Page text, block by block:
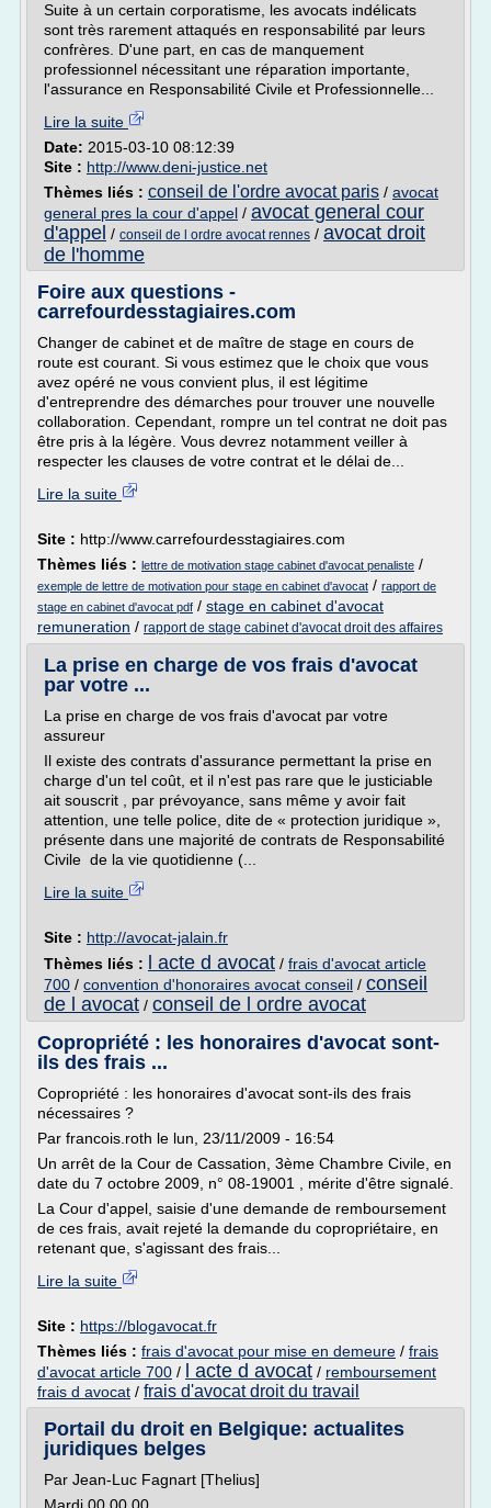
Suite à un certain corporatisme, les avocats indélicats
sont très rarement attaqués en responsabilité par leurs
confrères. D'une part, en cas de manquement
professionnel nécessitant une réparation importante,
l'assurance en Responsabilité Civile et Professionnelle...
Lire la suite
Date: 2015-03-10 08:12:39
Site : http://www.deni-justice.net
Thèmes liés : conseil de l'ordre avocat paris / avocat
general pres la cour d'appel / avocat general cour
d'appel / conseil de l ordre avocat rennes / avocat droit
de l'homme
Foire aux questions -
carrefourdesstagiaires.com
Changer de cabinet et de maître de stage en cours de
route est courant. Si vous estimez que le choix que vous
avez opéré ne vous convient plus, il est légitime
d'entreprendre des démarches pour trouver une nouvelle
collaboration. Cependant, rompre un tel contrat ne doit pas
être pris à la légère. Vous devrez notamment veiller à
respecter les clauses de votre contrat et le délai de...
Lire la suite
Site : http://www.carrefourdesstagiaires.com
Thèmes liés : lettre de motivation stage cabinet d'avocat penaliste /
exemple de lettre de motivation pour stage en cabinet d'avocat / rapport de
stage en cabinet d'avocat pdf / stage en cabinet d'avocat
remuneration / rapport de stage cabinet d'avocat droit des affaires
La prise en charge de vos frais d'avocat
par votre ...
La prise en charge de vos frais d'avocat par votre
assureur
Il existe des contrats d'assurance permettant la prise en
charge d'un tel coût, et il n'est pas rare que le justiciable
ait souscrit , par prévoyance, sans même y avoir fait
attention, une telle police, dite de « protection juridique »,
présente dans une majorité de contrats de Responsabilité
Civile de la vie quotidienne (...
Lire la suite
Site : http://avocat-jalain.fr
Thèmes liés :
l acte d avocat / frais d'avocat article
700 / convention d'honoraires avocat conseil / conseil
de l avocat / conseil de l ordre avocat
Copropriété : les honoraires d'avocat sont-
ils des frais ...
Copropriété : les honoraires d'avocat sont-ils des frais
nécessaires ?
Par francois.roth le lun, 23/11/2009 - 16:54
Un arrêt de la Cour de Cassation, 3ème Chambre Civile, en
date du 7 octobre 2009, n° 08-19001 , mérite d'être signalé.
La Cour d'appel, saisie d'une demande de remboursement
de ces frais, avait rejeté la demande du copropriétaire, en
retenant que, s'agissant des frais...
Lire la suite
Site : https://blogavocat.fr
Thèmes liés : frais d'avocat pour mise en demeure / frais
d'avocat article 700 / l acte d avocat / remboursement
frais d avocat / frais d'avocat droit du travail
Portail du droit en Belgique: actualites
juridiques belges
Par Jean-Luc Fagnart [Thelius]